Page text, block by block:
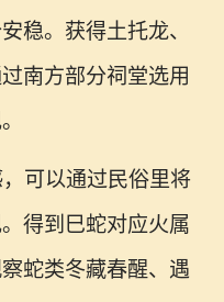
稳。获得土托龙、
南方部分祠堂选用
可以通过民俗里将
得到巳蛇对应火属
蛇类冬藏春醒、遇